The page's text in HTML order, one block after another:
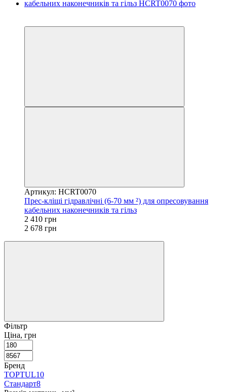
Артикул: HCRT0070
Прес-кліщі гідравлічні (6-70 мм ²) для опресовування
кабельних наконечників та гільз
2 410 грн
2 678 грн
Фільтр
Ціна, грн
Бренд
TOPTUL10
Стандарт8